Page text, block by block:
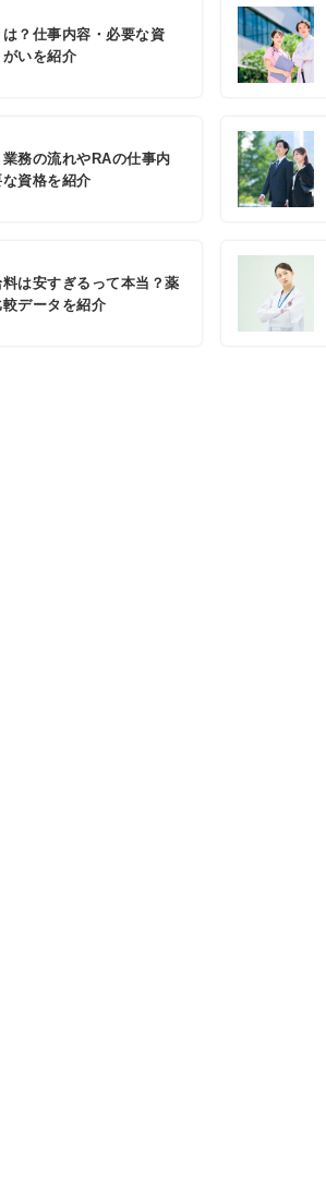
？仕事内容・必要な資
いを紹介
務の流れやRAの仕事内
資格を紹介
は安すぎるって本当？薬
データを紹介